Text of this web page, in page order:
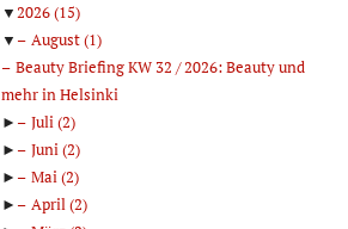
▼2026(15)
▼
August(1)
Beauty Briefing KW 32 / 2026: Beauty und
mehr in Helsinki
►
Juli(2)
►
Juni(2)
►
Mai(2)
►
April(2)